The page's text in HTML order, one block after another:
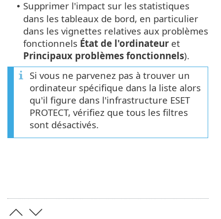
• Supprimer l'impact sur les statistiques
dans les tableaux de bord, en particulier
dans les vignettes relatives aux problèmes
fonctionnels État de l'ordinateur et
Principaux problèmes fonctionnels).
Si vous ne parvenez pas à trouver un
ordinateur spécifique dans la liste alors
qu'il figure dans l'infrastructure ESET
PROTECT, vérifiez que tous les filtres
sont désactivés.